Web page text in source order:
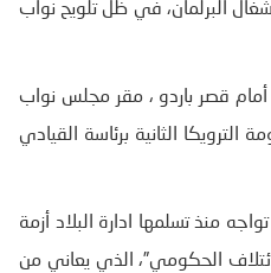
البرلمان، في ظل تلويح نواب
كما يتزامن هذا المناخ السياسي المتوتر مع يروز دعوات الى الاحتجاج ، وتنظيم اعتصام الرحيل 2 أمام قصر باردو ، مقر مجلس نواب
بإسقاط حكومة الترويكا الثانية برئاسة القيادي
منذ تسلمها ادارة البلاد أزمة
ينضاف اليها “حالة الائتلاف الحكومي”، الذي يعاني من